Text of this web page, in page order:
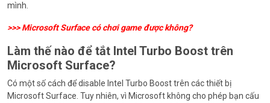
mình.
>>>Microsoft Surface có chơi game được không?
Làm thế nào để tắt Intel Turbo Boost trên
Microsoft Surface?
Có một số cách để disable Intel Turbo Boost trên các thiết bị
Microsoft Surface. Tuy nhiên, vì Microsoft không cho phép bạn cấu